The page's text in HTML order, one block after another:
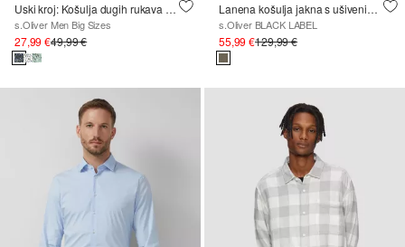
Uski kroj: Košulja dugih rukava s printom preko cijele površine i Kent ovratnikom
s.Oliver Men Big Sizes
27,99 €49,99 €
Lanena košulja jakna s ušivenim džepovima
s.Oliver BLACK LABEL
55,99 €129,99 €